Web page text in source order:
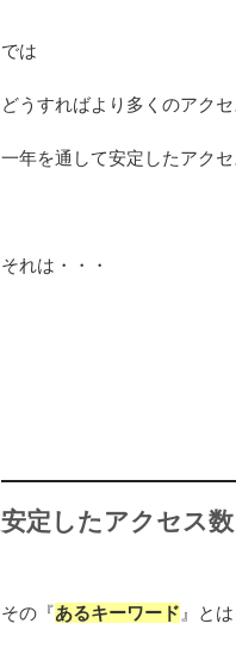
では
どうすればより多くのアク
一年を通して安定したアク
それは・・・
安定したアクセス
その『あるキーワード 』とは